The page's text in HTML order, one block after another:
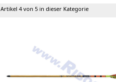
Artikel 4 von 5 in dieser Kategorie